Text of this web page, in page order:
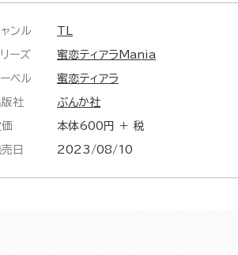
ンル
ーズ 蜜恋ティアラMania
ベル 蜜恋ティアラ
社 ぶんか社
本体600円 ＋ 税
日 2023/08/10